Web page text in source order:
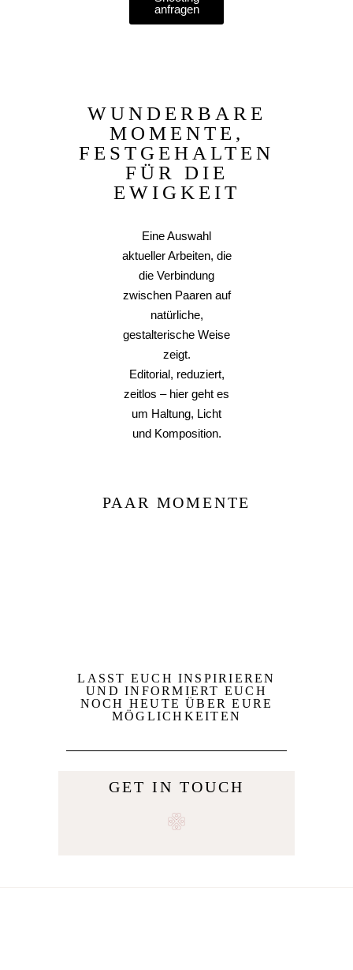
anfragen
WUNDERBARE
MOMENTE,
FESTGEHALTEN
FÜR DIE
EWIGKEIT
Eine Auswahl
aktueller Arbeiten, die
die Verbindung
zwischen Paaren auf
natürliche,
gestalterische Weise
zeigt.
Editorial, reduziert,
zeitlos – hier geht es
um Haltung, Licht
und Komposition.
PAAR MOMENTE
LASST EUCH INSPIRIEREN
UND INFORMIERT EUCH
NOCH HEUTE ÜBER EURE
MÖGLICHKEITEN
GET IN TOUCH